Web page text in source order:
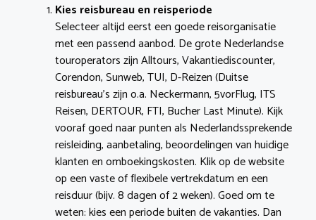
Kies reisbureau en reisperiode
Selecteer altijd eerst een goede reisorganisatie
met een passend aanbod. De grote Nederlandse
touroperators zijn Alltours, Vakantiediscounter,
Corendon, Sunweb, TUI, D-Reizen (Duitse
reisbureau’s zijn o.a. Neckermann, 5vorFlug, ITS
Reisen, DERTOUR, FTI, Bucher Last Minute). Kijk
vooraf goed naar punten als Nederlandssprekende
reisleiding, aanbetaling, beoordelingen van huidige
klanten en omboekingskosten. Klik op de website
op een vaste of flexibele vertrekdatum en een
reisduur (bijv. 8 dagen of 2 weken). Goed om te
weten: kies een periode buiten de vakanties. Dan